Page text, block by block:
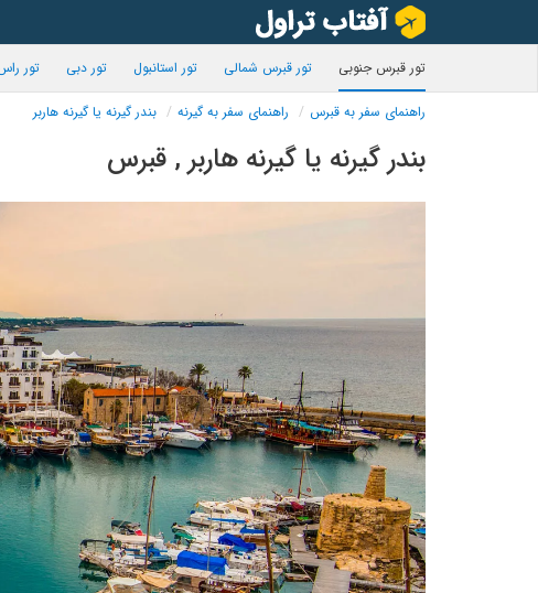
تور قبرس جنوبی تور قبرس شمالی تور استانبول تور دبی تور
راهنمای سفر به قبرس راهنمای سفر به گیرنه بندر گیرنه یا گیرنه هاربر
بندر گیرنه یا گیرنه هاربر , قبرس